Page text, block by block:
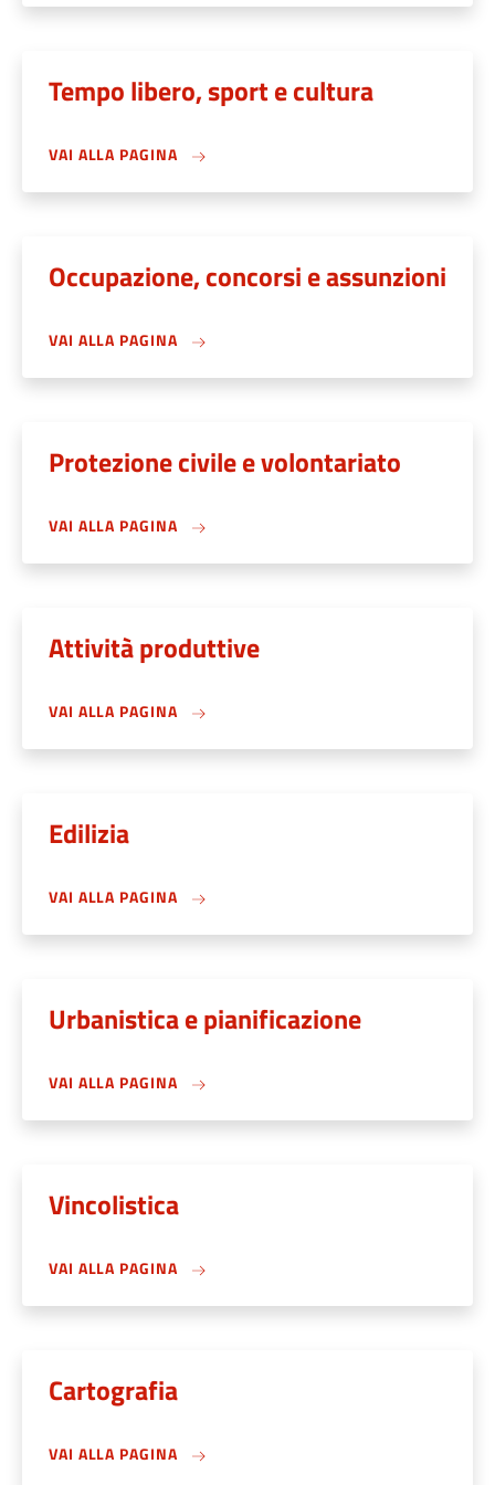
Tempo libero, sport e cultura
VAI ALLA PAGINA
Occupazione, concorsi e assunzioni
VAI ALLA PAGINA
Protezione civile e volontariato
VAI ALLA PAGINA
Attività produttive
VAI ALLA PAGINA
Edilizia
VAI ALLA PAGINA
Urbanistica e pianificazione
VAI ALLA PAGINA
Vincolistica
VAI ALLA PAGINA
Cartografia
VAI ALLA PAGINA